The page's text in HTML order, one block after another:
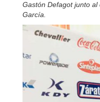
Gastón Defagot junto
García.